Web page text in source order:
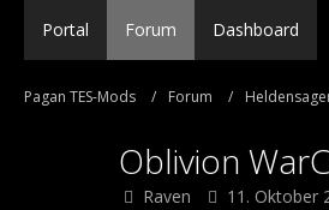
Portal Forum Dashboard
Pagan TES-Mods Forum
Oblivion
Raven 11. Oktober